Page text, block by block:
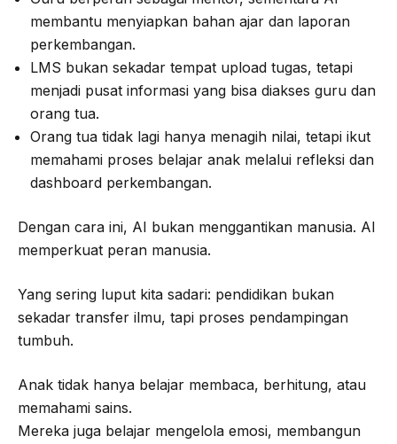
membantu menyiapkan bahan ajar dan laporan
perkembangan.
LMS bukan sekadar tempat upload tugas, tetapi
menjadi pusat informasi yang bisa diakses guru dan
orang tua.
Orang tua tidak lagi hanya menagih nilai, tetapi ikut
memahami proses belajar anak melalui refleksi dan
dashboard perkembangan.
Dengan cara ini, AI bukan menggantikan manusia. AI
memperkuat peran manusia.
Yang sering luput kita sadari: pendidikan bukan
sekadar transfer ilmu, tapi proses pendampingan
tumbuh.
Anak tidak hanya belajar membaca, berhitung, atau
memahami sains.
Mereka juga belajar mengelola emosi, membangun